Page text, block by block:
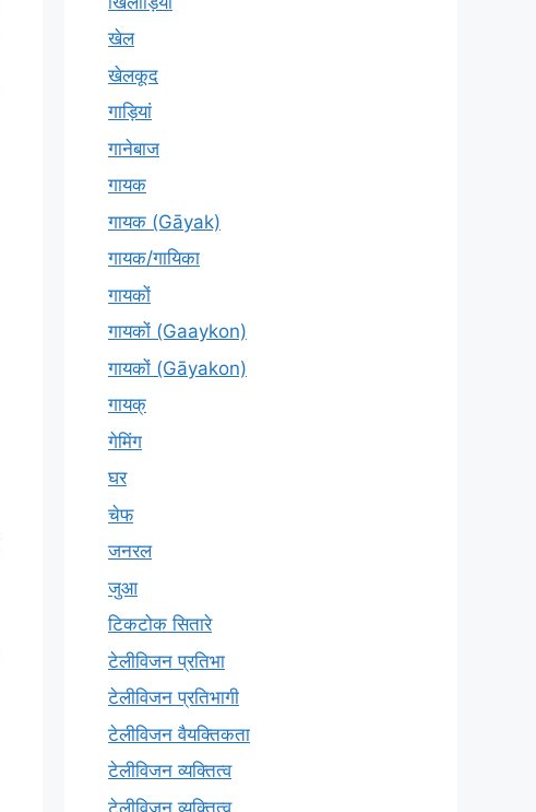
खेल
खेलकूद
गाड़ियां
गानेबाज
गायक
गायक (Gāyak)
गायक/गायिका
गायकों
गायकों (Gaaykon)
गायकों (Gāyakon)
गायक्
गेमिंग
घर
चेफ
जनरल
जुआ
टिकटोक सितारे
टेलीविजन प्रतिभा
टेलीविजन प्रतिभागी
टेलीविजन वैयक्तिकता
टेलीविजन व्यक्तित्व
टेलीविज़न व्यक्तित्व